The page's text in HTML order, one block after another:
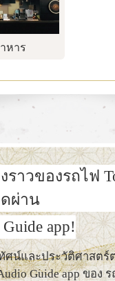
หาร
ราวของรถไฟ
ผ่าน
app!
น์และประวัติศาสตร์ต่
Guide app ของ